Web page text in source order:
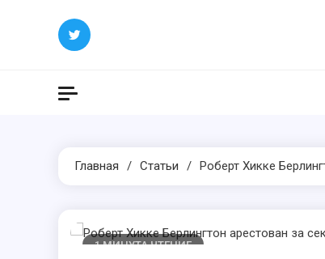
содержимому
Главная Статьи Роберт Хикке
1 МИНУТА ЧТЕНИЕ